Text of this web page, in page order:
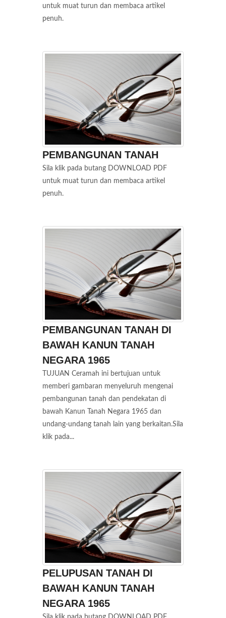
untuk muat turun dan membaca artikel
penuh.
PEMBANGUNAN TANAH
Sila klik pada butang DOWNLOAD PDF
untuk muat turun dan membaca artikel
penuh.
PEMBANGUNAN TANAH DI
BAWAH KANUN TANAH
NEGARA 1965
TUJUAN Ceramah ini bertujuan untuk
memberi gambaran menyeluruh mengenai
pembangunan tanah dan pendekatan di
bawah Kanun Tanah Negara 1965 dan
undang-undang tanah lain yang berkaitan.Sila
klik pada...
PELUPUSAN TANAH DI
BAWAH KANUN TANAH
NEGARA 1965